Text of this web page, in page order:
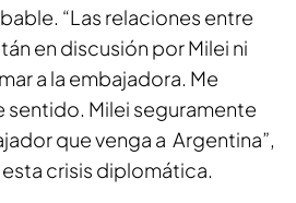
“Las relaciones entre
en discusión por Milei ni
a la embajadora. Me
sentido. Milei seguramente
que venga a Argentina”,
crisis diplomática.